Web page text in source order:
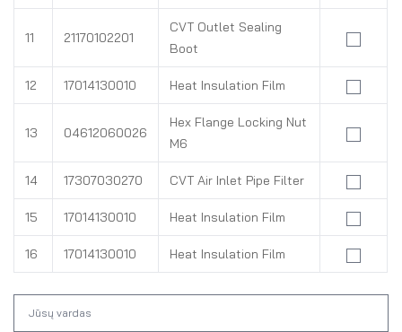
11 21170102201
CVT Outlet Sealing
Boot
12 17014130010 Heat Insulation Film
13 04612060026
Hex Flange Locking Nut
M6
14 17307030270 CVT Air Inlet Pipe Filter
15 17014130010 Heat Insulation Film
16 17014130010 Heat Insulation Film